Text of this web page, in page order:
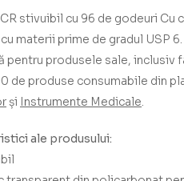
stivuibil cu 96 de godeuri Cu
materii prime de gradul USP 6.
pentru produsele sale, inclusiv
de produse consumabile din
și Instrumente Medicale.
ale produsului: